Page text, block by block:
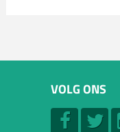
VOLG ONS